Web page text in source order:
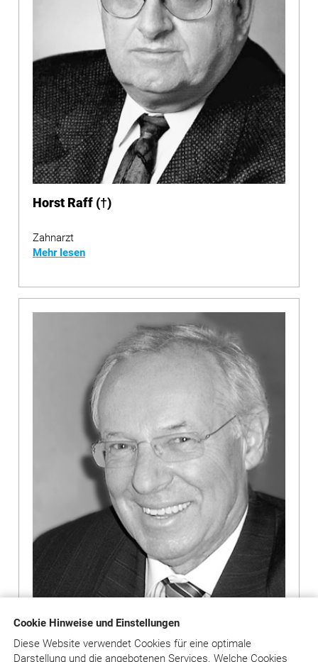
Cookie Hinweise und Einstellungen
Diese Website verwendet Cookies für eine optimale
Darstellung und die angebotenen Services. Welche Cookies
Horst Raff (†)
Zahnarzt
Mehr lesen